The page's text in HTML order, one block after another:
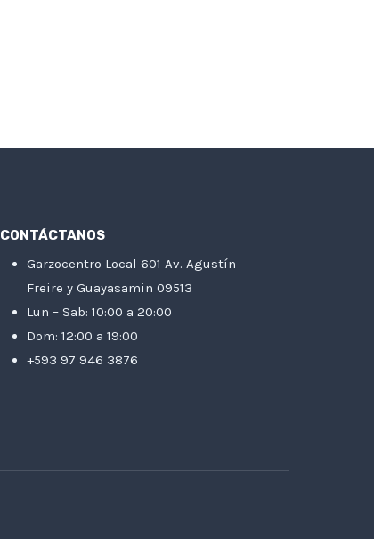
CONTÁCTANOS
Garzocentro Local 601 Av. Agustín
Freire y Guayasamin 09513
Lun – Sab: 10:00 a 20:00
Dom: 12:00 a 19:00
+593 97 946 3876